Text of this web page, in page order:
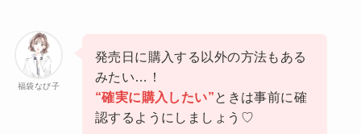
福袋なび子
発売日に購入する以外の方法もある
みたい…！
“確実に購入したい”ときは事前に確
認するようにしましょう♡